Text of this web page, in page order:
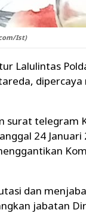
Ist)
Lalulintas
telegram
24
dan
jabatan